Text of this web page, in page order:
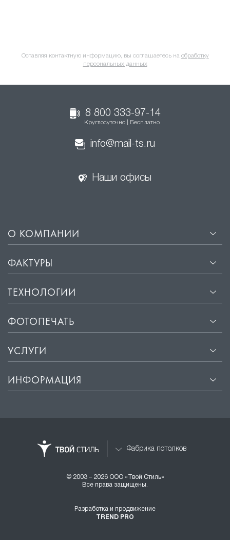
Оставляя контактную информацию, вы соглашаетесь на обработку
персональных данных
8 800 333-97-14
Круглосуточно | Бесплатно
info@mail-ts.ru
Наши офисы
О КОМПАНИИ
ФАКТУРЫ
ТЕХНОЛОГИИ
ФОТОПЕЧАТЬ
УСЛУГИ
ИНФОРМАЦИЯ
Фабрика потолков
© 2003 – 2026 ООО «Твой Стиль»
Все права защищены.
Разработка и продвижение
TREND PRO